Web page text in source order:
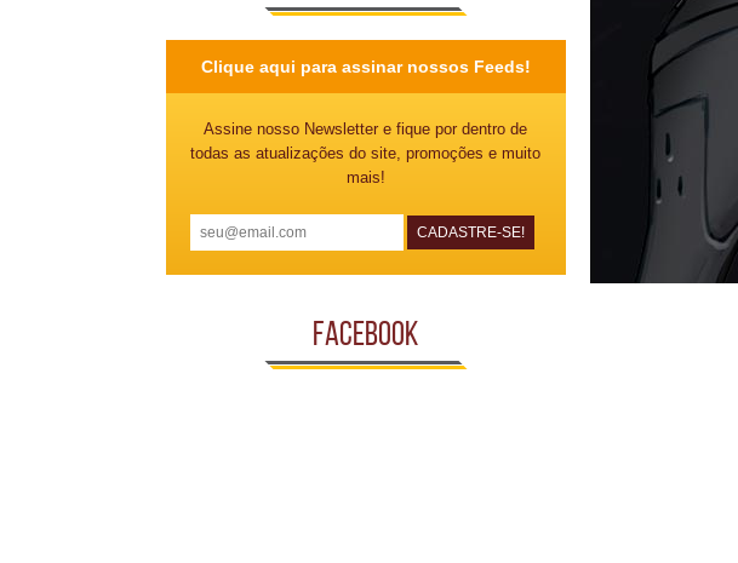
Clique aqui para assinar nossos Feeds!
Assine nosso Newsletter e fique por dentro de
todas as atualizações do site, promoções e muito
mais!
Facebook